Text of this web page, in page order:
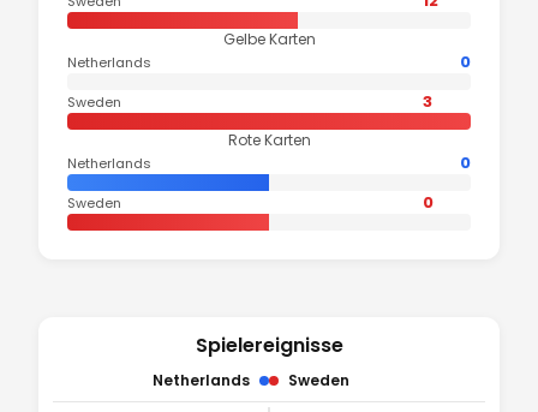
Gelbe Karten
Netherlands 0
Sweden 3
Rote Karten
Netherlands 0
Sweden 0
Spielereignisse
Netherlands Sweden